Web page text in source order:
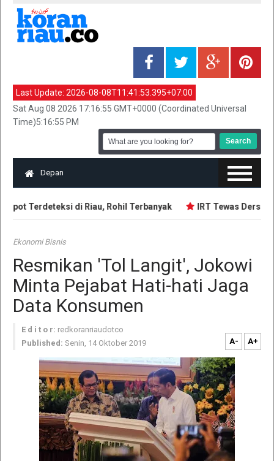
Last Update: 2026-08-08T11:41:53.395+07:00
Sat Aug 08 2026 17:16:55 GMT+0000 (Coordinated Universal
Time)5:16:55 PM
Depan
Terdeteksi di Riau, Rohil Terbanyak IRT Tewas
Ekonomi Bisnis
Resmikan 'Tol Langit', Jokowi
Minta Pejabat Hati-hati Jaga
Data Konsumen
E d i t o r: redkoranriaudotco
Published: Senin, 14 Oktober 2019 A- A+